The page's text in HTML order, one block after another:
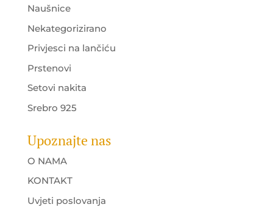
Naušnice
Nekategorizirano
Privjesci na lančiću
Prstenovi
Setovi nakita
Srebro 925
Upoznajte nas
O NAMA
KONTAKT
Uvjeti poslovanja